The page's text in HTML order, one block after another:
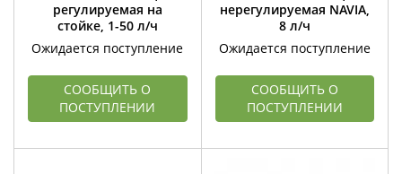
регулируемая на
стойке, 1-50 л/ч
Ожидается поступление
СООБЩИТЬ О
ПОСТУПЛЕНИИ
нерегулируемая NAVIA,
8 л/ч
Ожидается поступление
СООБЩИТЬ О
ПОСТУПЛЕНИИ